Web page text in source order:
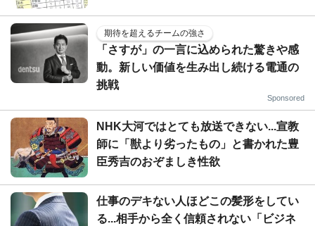
期待を超えるチームの強さ
「さすが」の一言に込められた驚きや感
動。新しい価値を生み出し続ける電通の
挑戦
Sponsored
NHK大河ではとても放送できない...宣教
師に「獣より劣ったもの」と書かれた豊
臣秀吉のおぞましき性欲
仕事のデキない人ほどこの髪形をしてい
る...相手から全く信頼されない「ビジネ